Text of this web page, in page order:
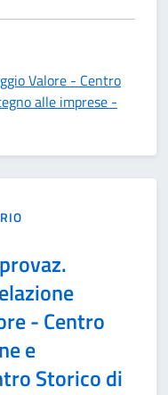
Valore - Centro
alle imprese -
- Centro
e
Storico di